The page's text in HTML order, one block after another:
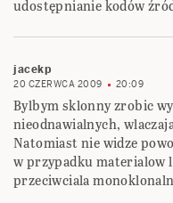
udostępnianie kodów
jacekp
20 CZERWCA 2009 20:09
Bylbym sklonny zrobic
nieodnawialnych,
Natomiast nie widze
w przypadku materialow
przeciwciala